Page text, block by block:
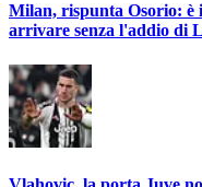
Milan, rispunta Osorio:
arrivare senza l'addio di